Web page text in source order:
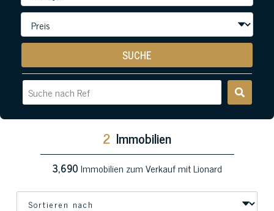
SUCHE
2 Immobilien
3,690Immobilien zum Verkauf mit Lionard